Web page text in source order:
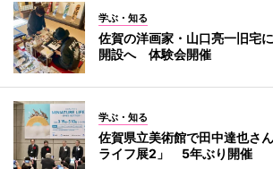
学ぶ・知る
佐賀の洋画家・山口亮一旧宅
開設へ 体験会開催
学ぶ・知る
佐賀県立美術館で田中達也さ
ライフ展2」 5年ぶり開催